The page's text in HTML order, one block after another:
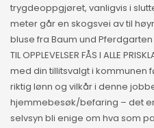
trygdeoppgjøret, vanligvis i
meter går en skogsvei av til
bluse fra Baum und
TIL OPPLEVELSER FÅS I ALLE
med din tillitsvalgt i kommunen
riktig lønn og vilkår i denne
hjemmebesøk/befaring – det
selvsyn bli enige om hva som